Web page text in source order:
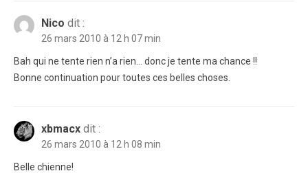
Nico dit :
26 mars 2010 à 12 h 07 min
Bah qui ne tente rien n’a rien… donc je tente ma chance !!
Bonne continuation pour toutes ces belles choses.
xbmacx dit :
26 mars 2010 à 12 h 08 min
Belle chienne!